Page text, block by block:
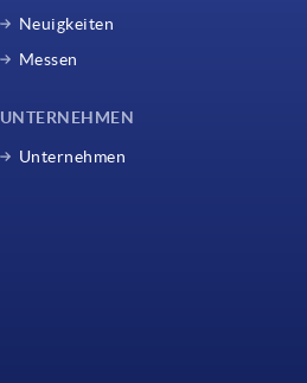
Neuigkeiten
Messen
UNTERNEHMEN
Unternehmen